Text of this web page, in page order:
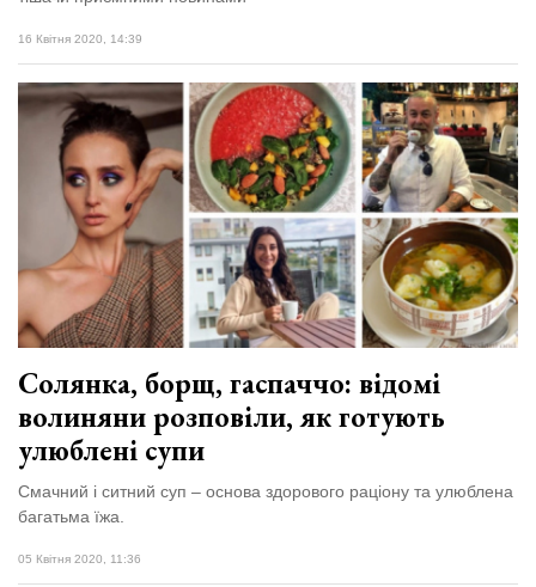
16 Квітня 2020, 14:39
Солянка, борщ, гаспаччо: відомі
волиняни розповіли, як готують
улюблені супи
Смачний і ситний суп – основа здорового раціону та улюблена
багатьма їжа.
05 Квітня 2020, 11:36